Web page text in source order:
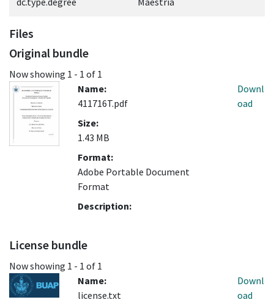
Files
Original bundle
Now showing 1 - 1 of 1
Name:
411716T.pdf
Size:
1.43 MB
Format:
Adobe Portable Document
Format
Description:
Downl
oad
License bundle
Now showing 1 - 1 of 1
Name:
license.txt
Downl
oad